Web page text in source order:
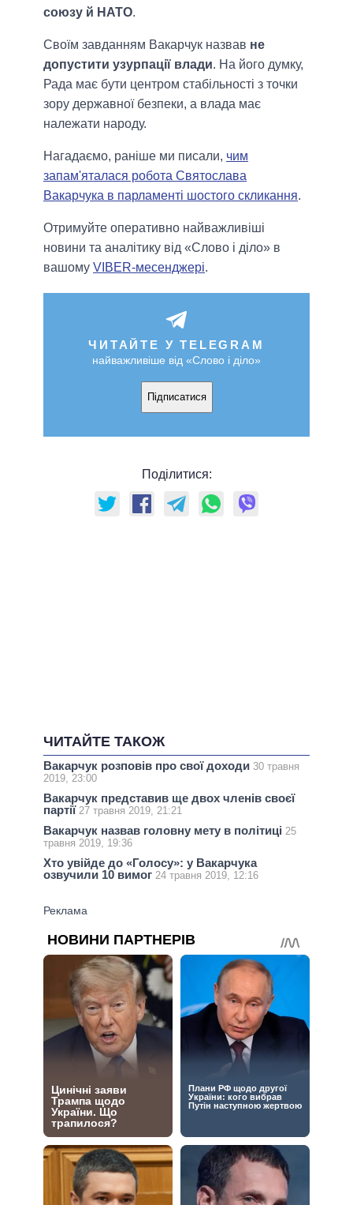
союзу й НАТО.
Своїм завданням Вакарчук назвав не
допустити узурпації влади. На його думку,
Рада має бути центром стабільності з точки
зору державної безпеки, а влада має
належати народу.
Нагадаємо, раніше ми писали, чим
запам'яталася робота Святослава
Вакарчука в парламенті шостого скликання.
Отримуйте оперативно найважливіші
новини та аналітику від «Слово і діло» в
вашому VIBER-месенджері.
ЧИТАЙТЕ У TELEGRAM
найважливіше від «Слово і діло»
Підписатися
Поділитися:
ЧИТАЙТЕ ТАКОЖ
Вакарчук розповів про свої доходи 30 травня
2019, 23:00
Вакарчук представив ще двох членів своєї
партії 27 травня 2019, 21:21
Вакарчук назвав головну мету в політиці 25
травня 2019, 19:36
Хто увійде до «Голосу»: у Вакарчука
озвучили 10 вимог 24 травня 2019, 12:16